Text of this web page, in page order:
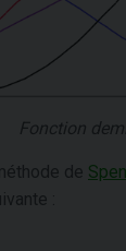
Fonction
de
: